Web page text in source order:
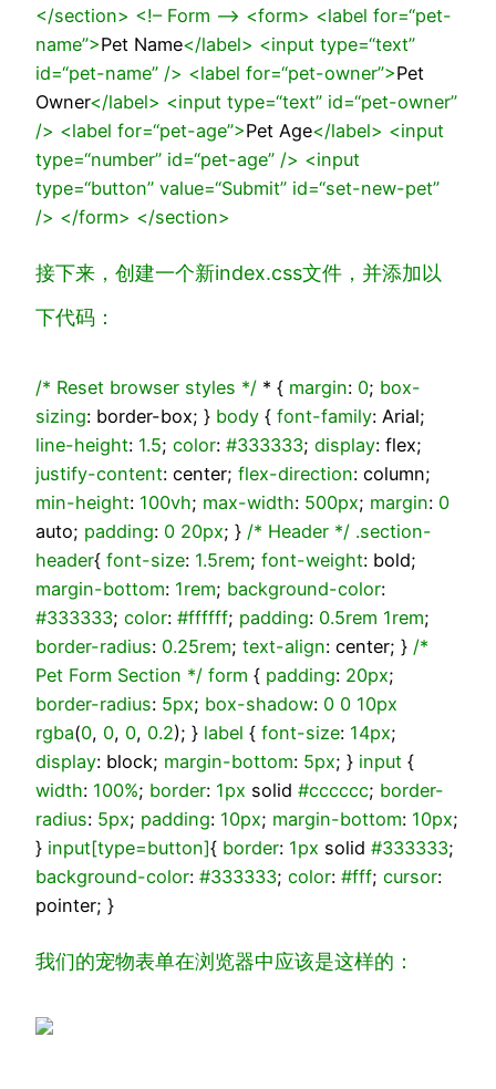
</section> <!– Form –> <form> <label for=“pet-
name”>Pet Name</label> <input type=“text”
id=“pet-name” /> <label for=“pet-owner”>Pet
Owner</label> <input type=“text” id=“pet-owner”
/> <label for=“pet-age”>Pet Age</label> <input
type=“number” id=“pet-age” /> <input
type=“button” value=“Submit” id=“set-new-pet”
/> </form> </section>
接下来，创建一个新index.css文件，并添加以
下代码：
/* Reset browser styles */ * { margin: 0; box-
sizing: border-box; } body { font-family: Arial;
line-height: 1.5; color: #333333; display: flex;
justify-content: center; flex-direction: column;
min-height: 100vh; max-width: 500px; margin: 0
auto; padding: 0 20px; } /* Header */ .section-
header{ font-size: 1.5rem; font-weight: bold;
margin-bottom: 1rem; background-color:
#333333; color: #ffffff; padding: 0.5rem 1rem;
border-radius: 0.25rem; text-align: center; } /*
Pet Form Section */ form { padding: 20px;
border-radius: 5px; box-shadow: 0 0 10px
rgba(0, 0, 0, 0.2); } label { font-size: 14px;
display: block; margin-bottom: 5px; } input {
width: 100%; border: 1px solid #cccccc; border-
radius: 5px; padding: 10px; margin-bottom: 10px;
} input[type=button]{ border: 1px solid #333333;
background-color: #333333; color: #fff; cursor:
pointer; }
我们的宠物表单在浏览器中应该是这样的：